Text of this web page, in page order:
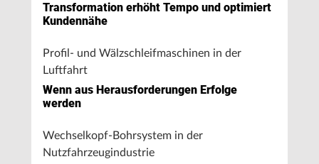
Transformation erhöht Tempo und optimiert
Kundennähe
Profil- und Wälzschleifmaschinen in der
Luftfahrt
Wenn aus Herausforderungen Erfolge
werden
Wechselkopf-Bohrsystem in der
Nutzfahrzeugindustrie